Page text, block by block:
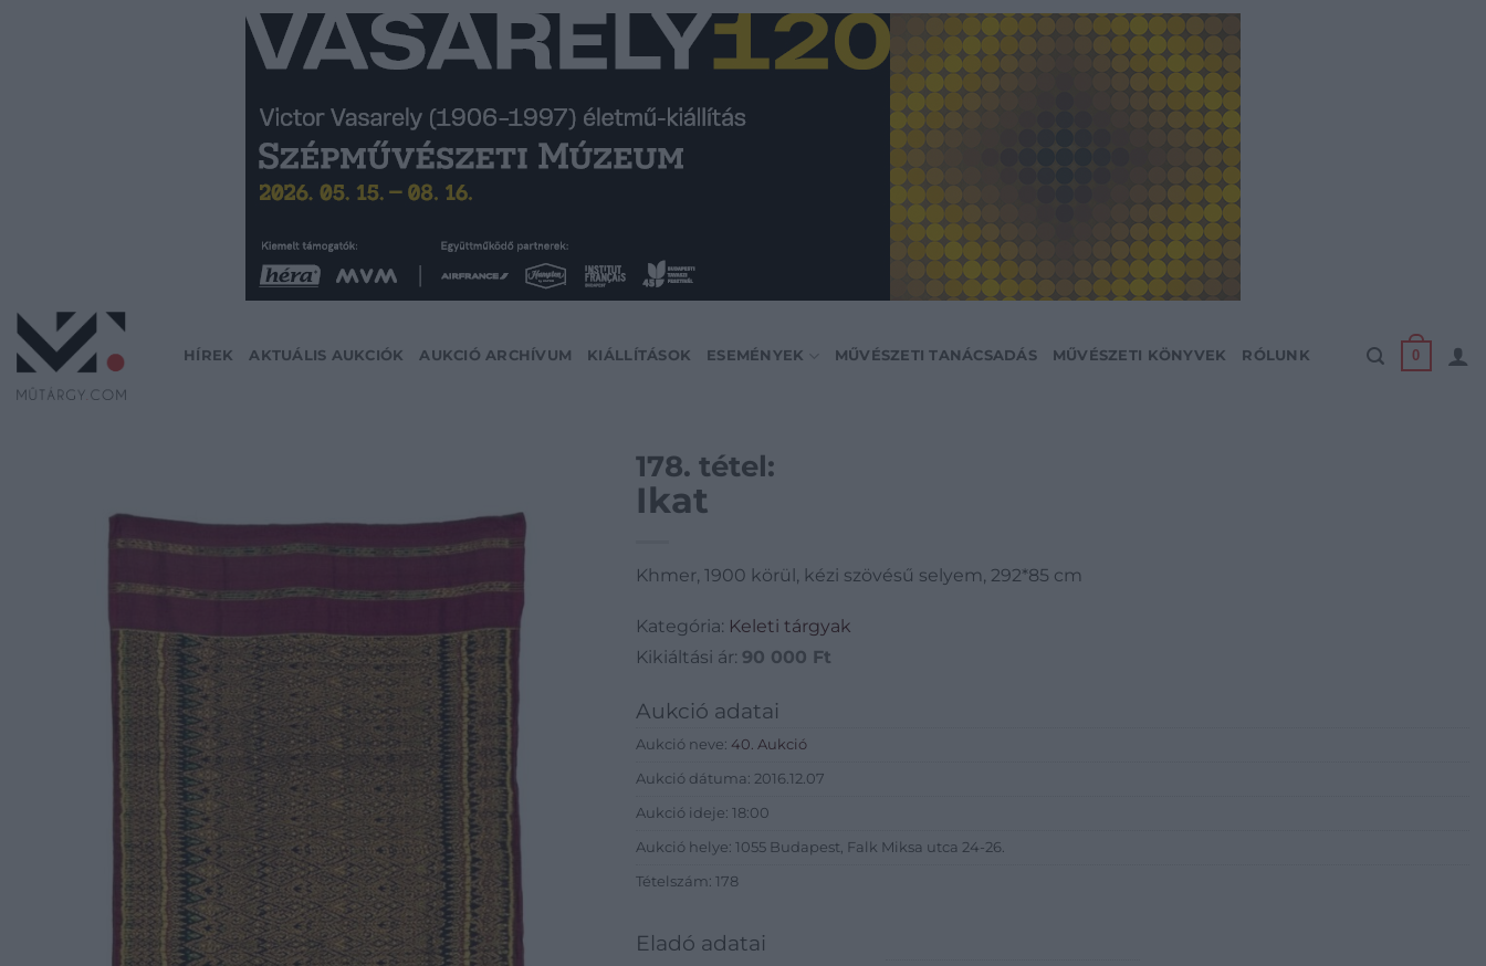
HÍREK AKTUÁLIS AUKCIÓK AUKCIÓ ARCHÍVUM KIÁLLÍTÁSOK ESEMÉNYEK MŰVÉSZETI TANÁCSADÁS MŰVÉSZETI KÖNYVEK RÓLUNK 0
178. tétel:
Ikat
Khmer, 1900 körül, kézi szövésű selyem, 292*85 cm
Kategória: Keleti tárgyak
Kikiáltási ár: 90 000 Ft
Aukció adatai
Aukció neve: 40. Aukció
Aukció dátuma: 2016.12.07
Aukció ideje: 18:00
Aukció helye: 1055 Budapest, Falk Miksa utca 24-26.
Tételszám: 178
Eladó adatai